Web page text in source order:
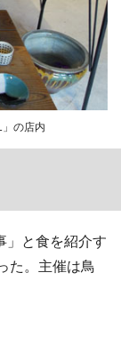
の店内
と食を紹介す
た。主催は鳥